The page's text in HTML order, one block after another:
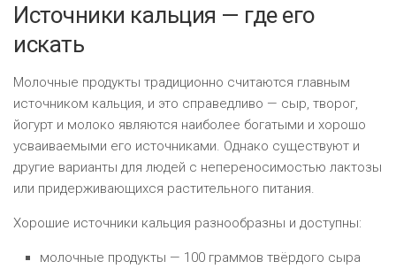
Источники кальция — где его
искать
Молочные продукты традиционно считаются главным
источником кальция, и это справедливо — сыр, творог,
йогурт и молоко являются наиболее богатыми и хорошо
усваиваемыми его источниками. Однако существуют и
другие варианты для людей с непереносимостью лактозы
или придерживающихся растительного питания.
Хорошие источники кальция разнообразны и доступны:
молочные продукты — 100 граммов твёрдого сыра